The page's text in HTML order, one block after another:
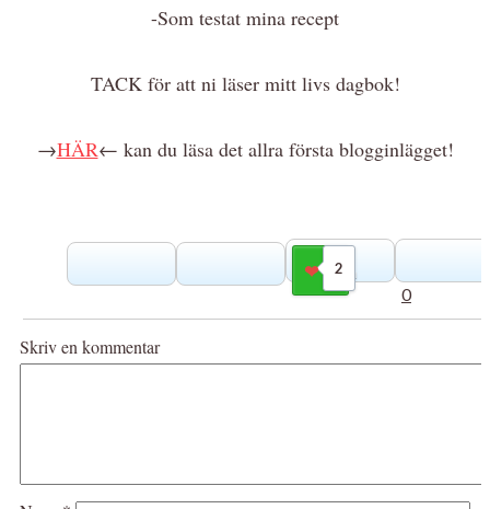
-Som testat mina recept
TACK för att ni läser mitt livs dagbok!
→HÄR← kan du läsa det allra första blogginlägget!
2
Gilla
0
Skriv en kommentar